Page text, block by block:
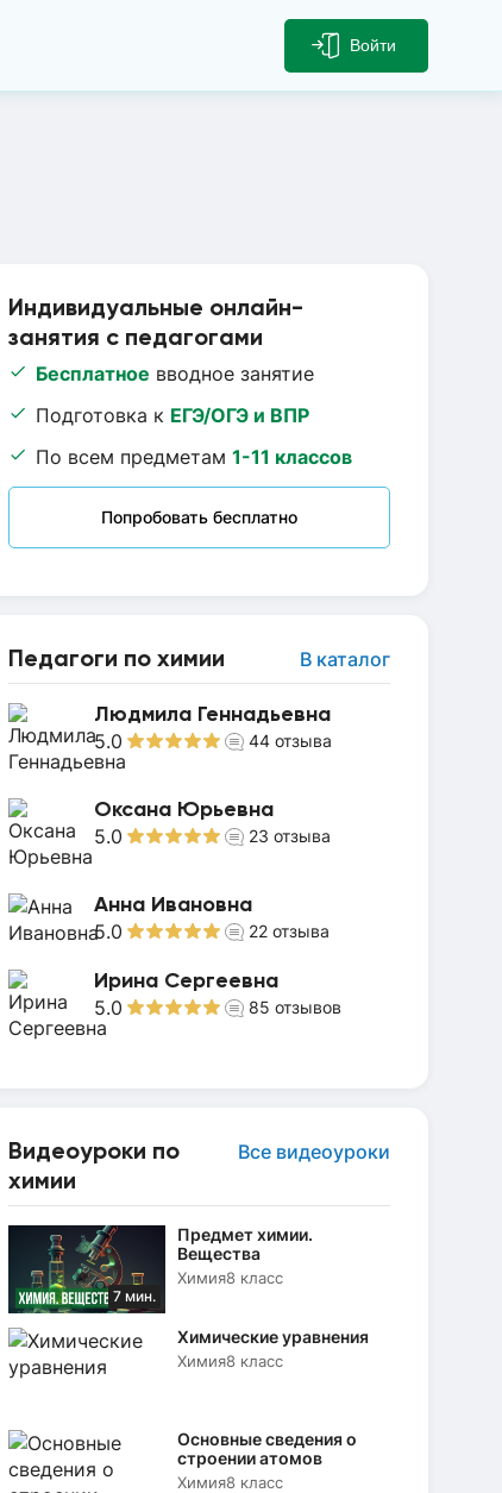
Войти
Индивидуальные онлайн-
занятия с педагогами
Бесплатное вводное занятие
Подготовка к ЕГЭ/ОГЭ и ВПР
По всем предметам 1-11 классов
Попробовать бесплатно
Педагоги по химии В каталог
Людмила Геннадьевна
5.0 44 отзыва
Оксана Юрьевна
5.0 23 отзыва
Анна Ивановна
5.0 22 отзыва
Ирина Сергеевна
5.0 85 отзывов
Видеоуроки по
химии
Все видеоуроки
7 мин.
Предмет химии.
Вещества
Химия8 класс
Химические уравнения
Химия8 класс
Основные сведения о
строении атомов
Химия8 класс